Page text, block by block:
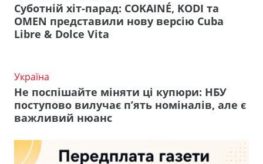
Суботній хіт-парад: COKAINÉ, KODI та
OMEN представили нову версію Cuba
Libre & Dolce Vita
Україна
Не поспішайте міняти ці купюри: НБУ
поступово вилучає п’ять номіналів, але є
важливий нюанс